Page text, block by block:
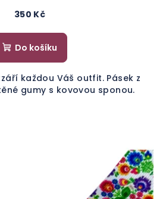
350 Kč
Do košíku
každou Váš outfit. Pásek z
gumy s kovovou sponou.